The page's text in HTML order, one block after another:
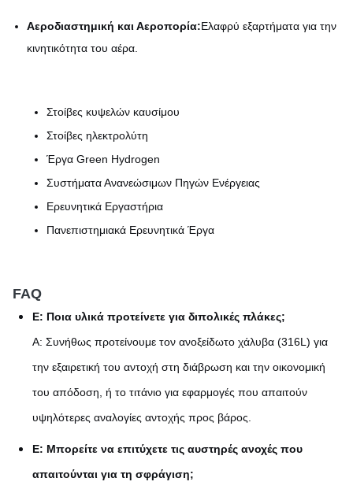
Αεροδιαστημική και Αεροπορία:Ελαφρύ εξαρτήματα για την
κινητικότητα του αέρα.
Στοίβες κυψελών καυσίμου
Στοίβες ηλεκτρολύτη
Έργα Green Hydrogen
Συστήματα Ανανεώσιμων Πηγών Ενέργειας
Ερευνητικά Εργαστήρια
Πανεπιστημιακά Ερευνητικά Έργα
FAQ
Ε: Ποια υλικά προτείνετε για διπολικές πλάκες;
Α: Συνήθως προτείνουμε τον ανοξείδωτο χάλυβα (316L) για
την εξαιρετική του αντοχή στη διάβρωση και την οικονομική
του απόδοση, ή το τιτάνιο για εφαρμογές που απαιτούν
υψηλότερες αναλογίες αντοχής προς βάρος.
Ε: Μπορείτε να επιτύχετε τις αυστηρές ανοχές που
απαιτούνται για τη σφράγιση;